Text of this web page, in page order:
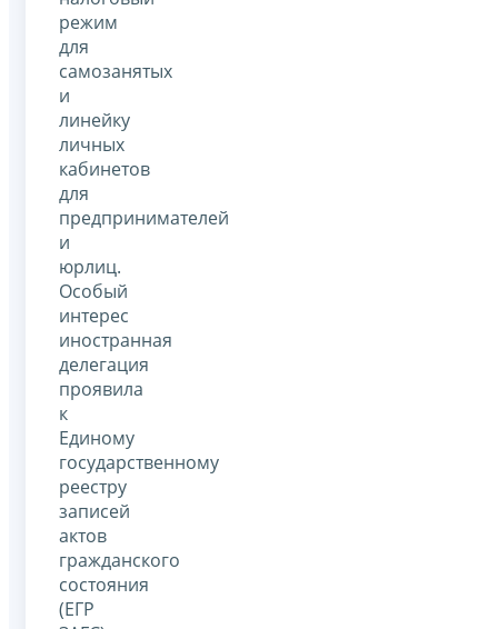
режим
для
самозанятых
и
линейку
личных
кабинетов
для
предпринимателей
и
юрлиц.
Особый
интерес
иностранная
делегация
проявила
к
Единому
государственному
реестру
записей
актов
гражданского
состояния
(ЕГР